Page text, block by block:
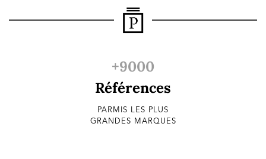
+9000
Références
PARMIS LES PLUS
GRANDES MARQUES